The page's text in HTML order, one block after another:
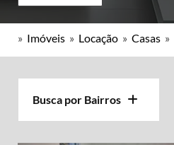
» Imóveis » Locação » Casas »
Busca por Bairros